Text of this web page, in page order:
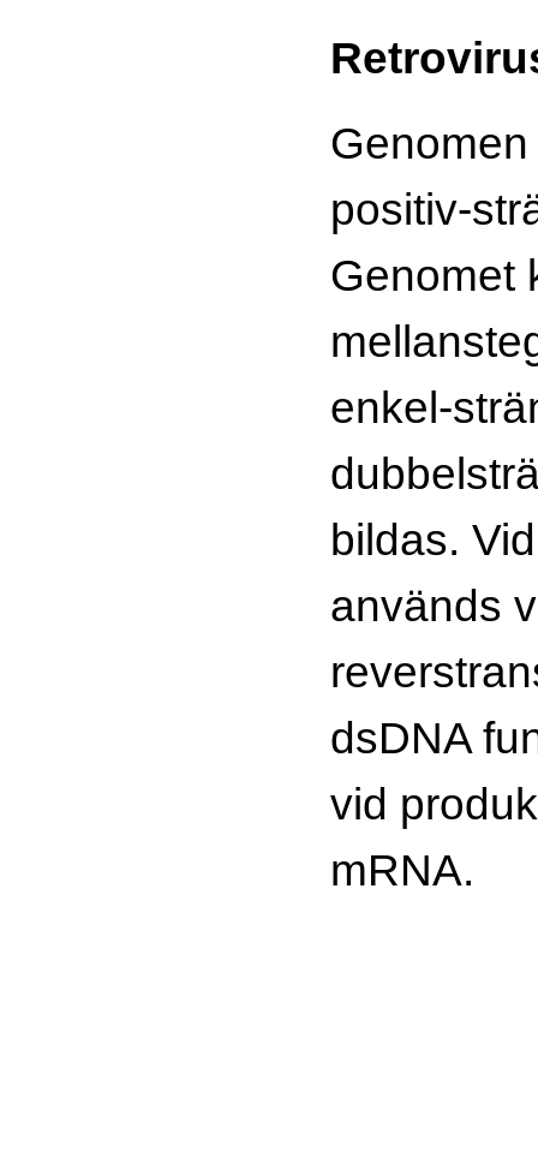
positiv-
Genomet
enkel-
bildas.
används
dsDNA
vid
mRNA.